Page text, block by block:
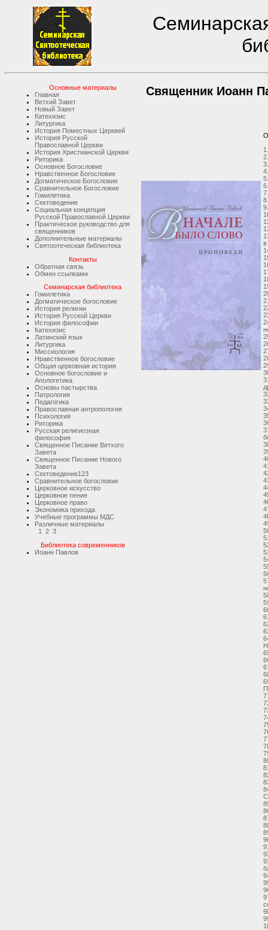
Основные материалы
Главная
Ветхий Завет
Новый Завет
Катехизис
Литургика
История Поместных Церквей
История Русской
Православной Церкви
История Христианской Церкви
Риторика
Основное Богословие
Нравственное Богословие
Догматическое Богословие
Сравнительное Богословие
Гомилетика
Сектоведение
Социальная концепция
Русской Православной Церкви
Практическое руководство для
священников
Дополнительные материалы
Святоотеческая библиотека
Контакты
Обратная связь
Обмен ссылками
Семинарская библиотека
Гомилетика
Догматическое богословие
История религии
История Русской Церкви
История философии
Катехизис
Латинский язык
Литургика
Миссиология
Нравственное богословие
Общая церковная история
Основное богословие и
Апологетика
Основы пастырства
Патрология
Педагогика
Православная антропология
Психология
Риторика
Русская религиозная
философия
Священное Писание Ветхого
Завета
Священное Писание Нового
Завета
Сектоведение1 23
Сравнительное богословие
Церковное искусство
Церковное пение
Церковное право
Экономика прихода
Учебные программы МДС
Различные материалы
1
2 3
Библиотека современников
Иоанн Павлов
Священник Иоанн
в